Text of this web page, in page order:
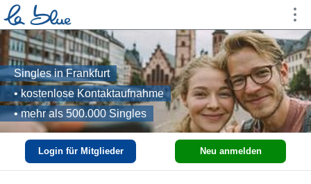
Singles in Frankfurt
• kostenlose Kontaktaufnahme
• mehr als 500.000 Singles
Login für Mitglieder Neu anmelden